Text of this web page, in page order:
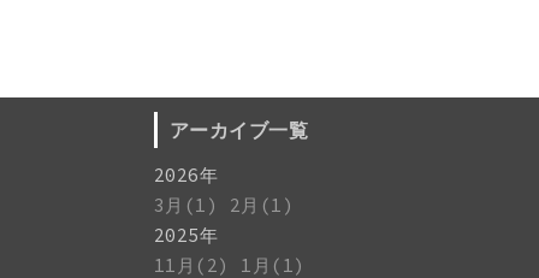
アーカイブ一覧
2026年
3月(1)
2月(1)
2025年
11月(2)
1月(1)